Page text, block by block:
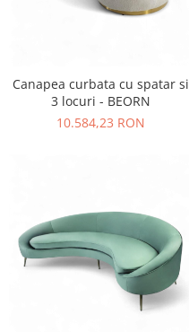
Blaturi din lemn masiv
Scaune profesionale
Scaun laborator
Canapea curbata cu spatar si
3 locuri - BEORN
10.584,23 RON